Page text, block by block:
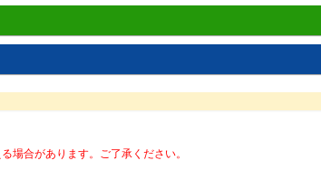
場合があります。ご了承ください。